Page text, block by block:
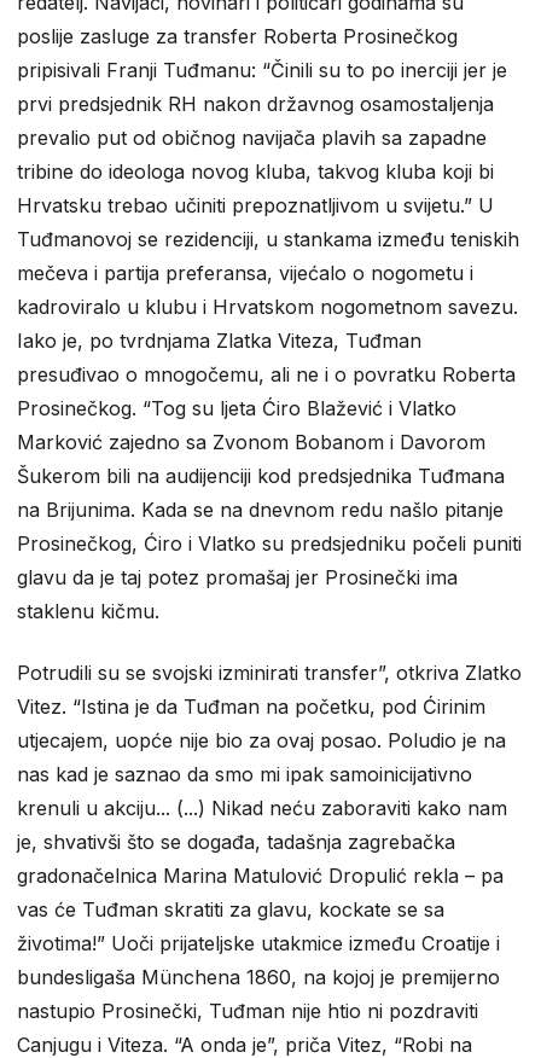
poslije zasluge za transfer Roberta Prosinečkog
pripisivali Franji Tuđmanu: “Činili su to po inerciji jer je
prvi predsjednik RH nakon državnog osamostaljenja
prevalio put od običnog navijača plavih sa zapadne
tribine do ideologa novog kluba, takvog kluba koji bi
Hrvatsku trebao učiniti prepoznatljivom u svijetu.” U
Tuđmanovoj se rezidenciji, u stankama između teniskih
mečeva i partija preferansa, vijećalo o nogometu i
kadroviralo u klubu i Hrvatskom nogometnom savezu.
Iako je, po tvrdnjama Zlatka Viteza, Tuđman
presuđivao o mnogočemu, ali ne i o povratku Roberta
Prosinečkog. “Tog su ljeta Ćiro Blažević i Vlatko
Marković zajedno sa Zvonom Bobanom i Davorom
Šukerom bili na audijenciji kod predsjednika Tuđmana
na Brijunima. Kada se na dnevnom redu našlo pitanje
Prosinečkog, Ćiro i Vlatko su predsjedniku počeli puniti
glavu da je taj potez promašaj jer Prosinečki ima
staklenu kičmu.
Potrudili su se svojski izminirati transfer”, otkriva Zlatko
Vitez. “Istina je da Tuđman na početku, pod Ćirinim
utjecajem, uopće nije bio za ovaj posao. Poludio je na
nas kad je saznao da smo mi ipak samoinicijativno
krenuli u akciju... (...) Nikad neću zaboraviti kako nam
je, shvativši što se događa, tadašnja zagrebačka
gradonačelnica Marina Matulović Dropulić rekla – pa
vas će Tuđman skratiti za glavu, kockate se sa
životima!” Uoči prijateljske utakmice između Croatije i
bundesligaša Münchena 1860, na kojoj je premijerno
nastupio Prosinečki, Tuđman nije htio ni pozdraviti
Canjugu i Viteza. “A onda je”, priča Vitez, “Robi na